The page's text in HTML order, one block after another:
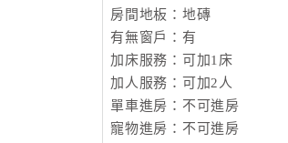
房間地板：地磚
有無窗戶：有
加床服務：可加1床
加人服務：可加2人
單車進房：不可進房
寵物進房：不可進房